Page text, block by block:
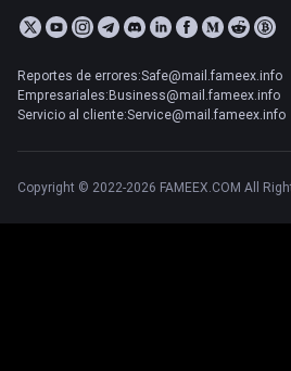
Reportes de errores:Safe@mail.fameex.info
Empresariales:Business@mail.fameex.info
Servicio al cliente:Service@mail.fameex.info
Copyright © 2022-2026 FAMEEX.COM All